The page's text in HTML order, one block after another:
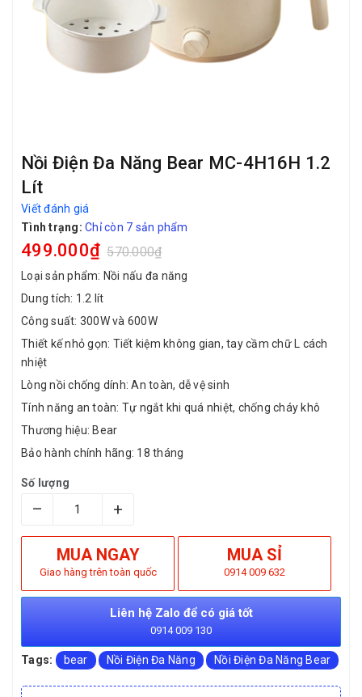
Nồi Điện Đa Năng Bear MC-4H16H 1.2
Lít
Viết đánh giá
Tình trạng: Chỉ còn 7 sản phẩm
499.000₫ 570.000₫
Loại sản phẩm: Nồi nấu đa năng
Dung tích: 1.2 lít
Công suất: 300W và 600W
Thiết kế nhỏ gọn: Tiết kiệm không gian, tay cầm chữ L cách
nhiệt
Lòng nồi chống dính: An toàn, dễ vệ sinh
Tính năng an toàn: Tự ngắt khi quá nhiệt, chống cháy khô
Thương hiệu: Bear
Bảo hành chính hãng: 18 tháng
Số lượng
– +
MUA NGAY
Giao hàng trên toàn quốc
MUA SỈ
0914 009 632
Liên hệ Zalo để có giá tốt
0914 009 130
Tags: bear Nồi Điện Đa Năng Nồi Điện Đa Năng Bear